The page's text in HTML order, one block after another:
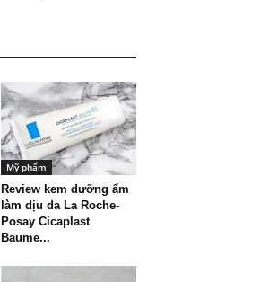
Mỹ phẩm
Review kem dưỡng ẩm
làm dịu da La Roche-
Posay Cicaplast
Baume...